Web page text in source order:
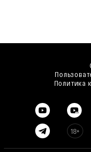
Политика
18+